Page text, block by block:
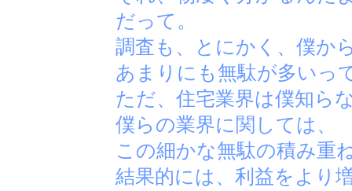
だって。
調査も、とにかく、僕か
あまりにも無駄が多いっ
ただ、住宅業界は僕知ら
僕らの業界に関しては、
この細かな無駄の積み重
結果的には、利益をより